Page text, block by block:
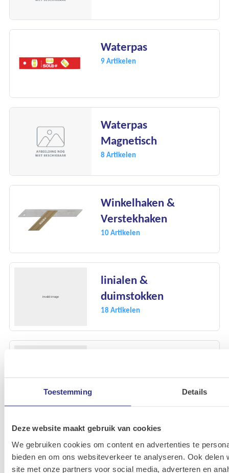
Toestemming Details
Deze website maakt gebruik van cookies
We gebruiken cookies om content en advertenties te
bieden en om ons websiteverkeer te analyseren. Ook
site met onze partners voor social media, adverteren en
Waterpas
9 Artikelen
Waterpas
Magnetisch
8 Artikelen
Winkelhaken &
Verstekhaken
10 Artikelen
linialen &
duimstokken
18 Artikelen
voelermaten
1 Artikelen